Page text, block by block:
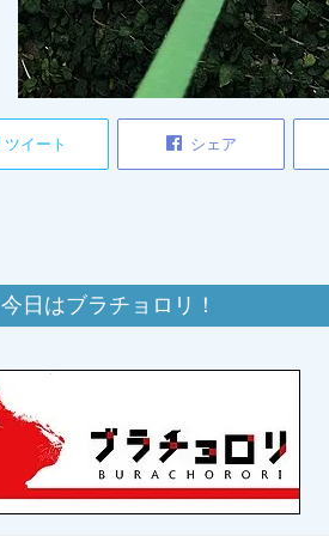
ツイート シェア
今日はブラチョロリ！